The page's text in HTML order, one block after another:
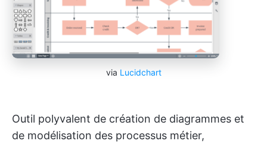
via Lucidchart
Outil polyvalent de création de diagrammes et
de modélisation des processus métier,